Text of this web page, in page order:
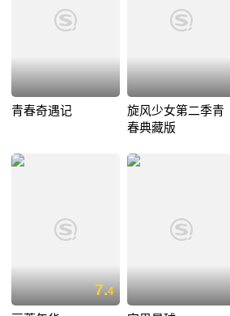
青春奇遇记
旋风少女第二季青
春典藏版
7.4